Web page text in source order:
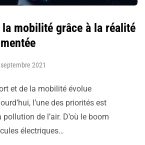
mobilité grâce à la réalité
2021
et de la mobilité évolue
l’une des priorités est
pollution de l’air. D’où le boom
électriques…